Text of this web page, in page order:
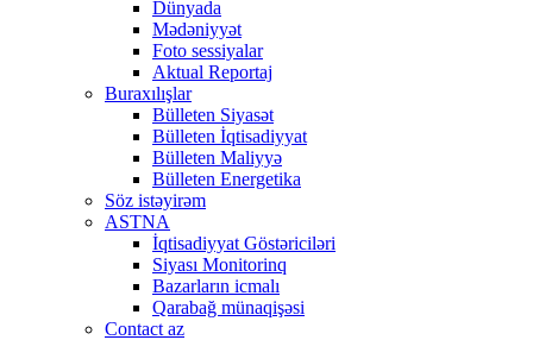
Dünyada
Mədəniyyət
Foto sessiyalar
Aktual Reportaj
Buraxılışlar
Bülleten Siyasət
Bülleten İqtisadiyyat
Bülleten Maliyyə
Bülleten Energetika
Söz istəyirəm
ASTNA
İqtisadiyyat Göstəriciləri
Siyası Monitorinq
Bazarların icmalı
Qarabağ münaqişəsi
Contact az